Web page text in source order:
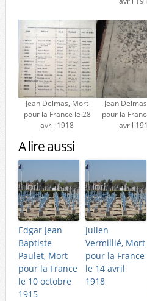
Jean Delmas, Mort
pour la France le 28
avril 1918
Jean
pour la
avril
A lire aussi
Edgar Jean
Baptiste
Paulet, Mort
pour la France
le 10 octobre
1915
Julien
Vermillié, Mort
pour la France
le 14 avril
1918